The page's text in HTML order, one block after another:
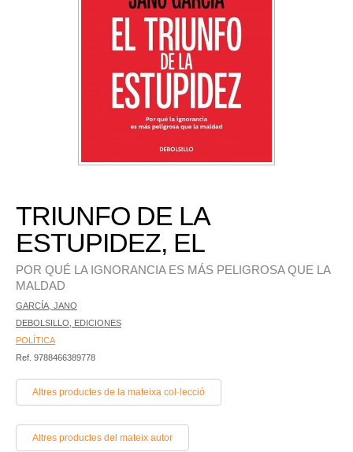
TRIUNFO DE LA
ESTUPIDEZ, EL
POR QUÉ LA IGNORANCIA ES MÁS PELIGROSA QUE LA
MALDAD
GARCÍA, JANO
DEBOLSILLO, EDICIONES
POLÍTICA
Ref. 9788466389778
Altres productes de la mateixa col·lecció
Altres productes del mateix autor